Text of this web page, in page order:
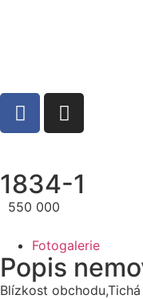
1834-1
550 000
Fotogalerie
Popis
Blízkost